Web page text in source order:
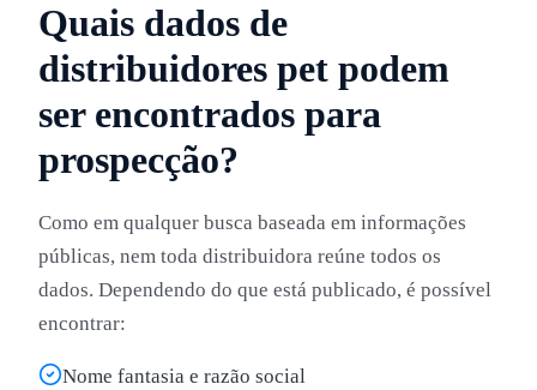
Quais dados de
distribuidores pet podem
ser encontrados para
prospecção?
Como em qualquer busca baseada em informações
públicas, nem toda distribuidora reúne todos os
dados. Dependendo do que está publicado, é possível
encontrar:
Nome fantasia e razão social